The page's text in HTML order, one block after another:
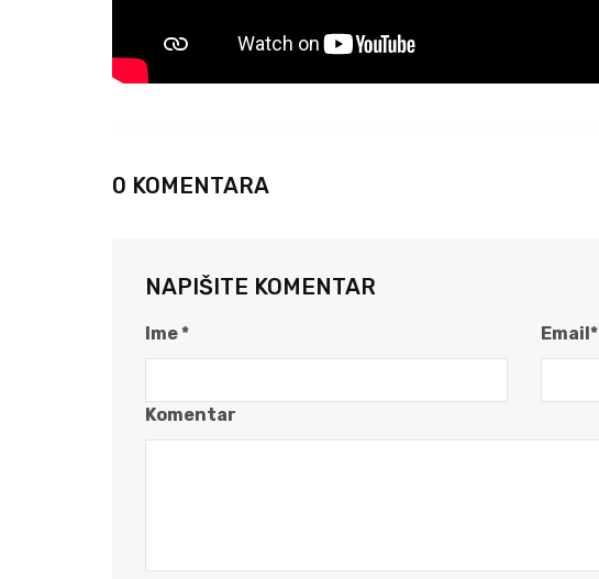
0 KOMENTARA
NAPIŠITE KOMENTAR
Ime * Email*
Komentar